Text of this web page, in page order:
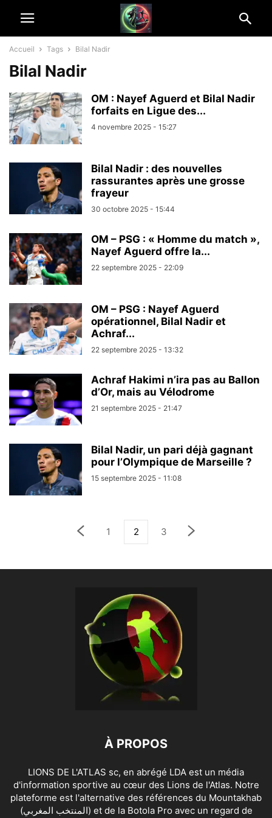
Accueil Tags Bilal Nadir
Bilal Nadir
OM : Nayef Aguerd et Bilal Nadir
forfaits en Ligue des...
4 novembre 2025 - 15:27
Bilal Nadir : des nouvelles
rassurantes après une grosse
frayeur
30 octobre 2025 - 15:44
OM – PSG : « Homme du match »,
Nayef Aguerd offre la...
22 septembre 2025 - 22:09
OM – PSG : Nayef Aguerd
opérationnel, Bilal Nadir et
Achraf...
22 septembre 2025 - 13:32
Achraf Hakimi n’ira pas au Ballon
d’Or, mais au Vélodrome
21 septembre 2025 - 21:47
Bilal Nadir, un pari déjà gagnant
pour l’Olympique de Marseille ?
15 septembre 2025 - 11:08
1 2 3
À PROPOS
LIONS DE L'ATLAS sc, en abrégé LDA est un média
d'information sportive au cœur des Lions de l'Atlas. Notre
plateforme est l'alternative des références du Mountakhab
(المنتخب المغربي) et de la Botola Pro avec un regard de